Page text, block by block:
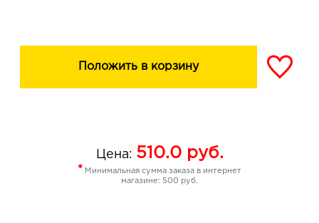
Положить в корзину
Цена: 510.0руб.
* Минимальная сумма заказа в интернет
магазине: 500 руб.